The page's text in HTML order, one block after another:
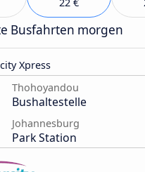
Busfahrten morgen
Xpress
Thohoyandou
Bushaltestelle
Johannesburg
Park Station